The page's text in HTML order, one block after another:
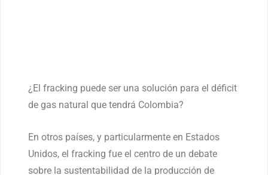
¿El fracking puede ser una solución para el déficit
de gas natural que tendrá Colombia?
En otros países, y particularmente en Estados
Unidos, el fracking fue el centro de un debate
sobre la sustentabilidad de la producción de